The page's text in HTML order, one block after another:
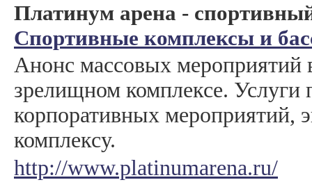
Платинум арена -
Спортивные комплексы и
Анонс массовых мероприятий
зрелищном комплексе. Услуги
корпоративных мероприятий,
комплексу.
http://www.platinumarena.ru/